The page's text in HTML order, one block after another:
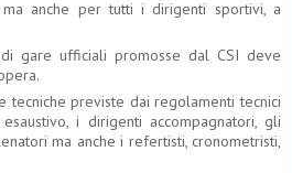
anche per tutti i dirigenti sportivi, a
gare ufficiali promosse dal CSI deve
previste dai regolamenti tecnici
i dirigenti accompagnatori, gli
ma anche i refertisti, cronometristi,